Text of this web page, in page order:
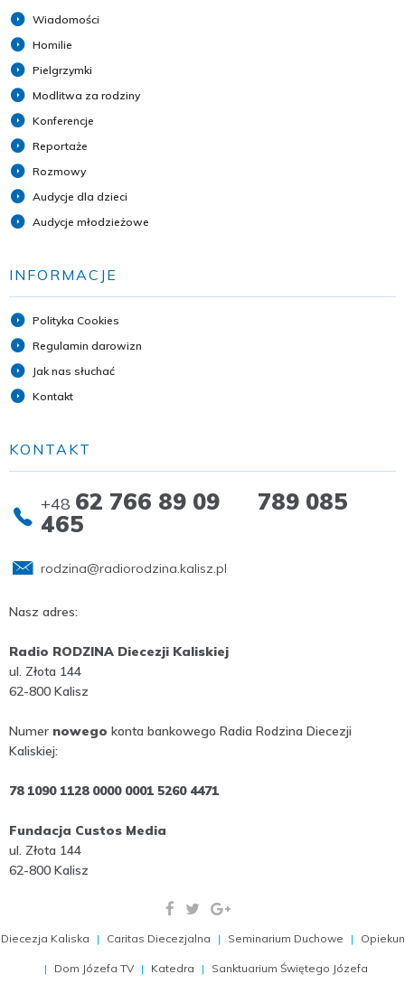
Wiadomości
Homilie
Pielgrzymki
Modlitwa za rodziny
Konferencje
Reportaże
Rozmowy
Audycje dla dzieci
Audycje młodzieżowe
INFORMACJE
Polityka Cookies
Regulamin darowizn
Jak nas słuchać
Kontakt
KONTAKT
+48 62 766 89 09 789 085
465
rodzina@radiorodzina.kalisz.pl
Nasz adres:
Radio RODZINA Diecezji Kaliskiej
ul. Złota 144
62-800 Kalisz
Numer nowego konta bankowego Radia Rodzina Diecezji
Kaliskiej:
78 1090 1128 0000 0001 5260 4471
Fundacja Custos Media
ul. Złota 144
62-800 Kalisz
Diecezja Kaliska Caritas Diecezjalna Seminarium Duchowe Opiekun
Dom Józefa TV Katedra Sanktuarium Świętego Józefa